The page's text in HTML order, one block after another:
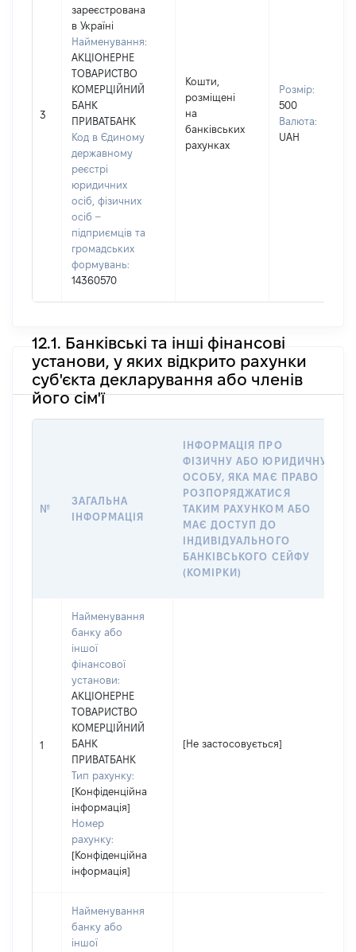
3
зареєстрована
в Україні
Найменування:
АКЦІОНЕРНЕ
ТОВАРИСТВО
КОМЕРЦІЙНИЙ
БАНК
ПРИВАТБАНК
Код в Єдиному
державному
реєстрі
юридичних
осіб, фізичних
осіб –
підприємців та
громадських
формувань:
14360570
Кошти,
розміщені
на
банківських
рахунках
Розмір:
500
Валюта:
UAH
12.1. Банківські та інші фінансові
установи, у яких відкрито рахунки
суб'єкта декларування або членів
його сім'ї
№
ЗАГАЛЬНА
ІНФОРМАЦІЯ
ІНФОРМАЦІЯ ПРО
ФІЗИЧНУ АБО ЮРИДИЧНУ
ОСОБУ, ЯКА МАЄ ПРАВО
РОЗПОРЯДЖАТИСЯ
ТАКИМ РАХУНКОМ АБО
МАЄ ДОСТУП ДО
ІНДИВІДУАЛЬНОГО
БАНКІВСЬКОГО СЕЙФУ
(КОМІРКИ)
1
Найменування
банку або
іншої
фінансової
установи:
АКЦІОНЕРНЕ
ТОВАРИСТВО
КОМЕРЦІЙНИЙ
БАНК
ПРИВАТБАНК
Тип рахунку:
[Конфіденційна
інформація]
Номер
рахунку:
[Конфіденційна
інформація]
[Не застосовується]
Найменування
банку або
іншої